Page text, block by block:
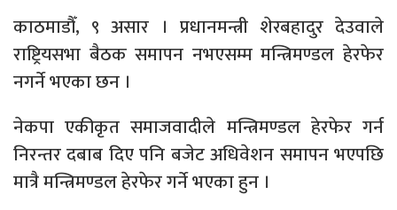
काठमाडौँ, ९ असार । प्रधानमन्त्री शेरबहादुर देउवाले
राष्ट्रियसभा बैठक समापन नभएसम्म मन्त्रिमण्डल हेरफेर
नगर्ने भएका छन ।
नेकपा एकीकृत समाजवादीले मन्त्रिमण्डल हेरफेर गर्न
निरन्तर दबाब दिए पनि बजेट अधिवेशन समापन भएपछि
मात्रै मन्त्रिमण्डल हेरफेर गर्ने भएका हुन ।